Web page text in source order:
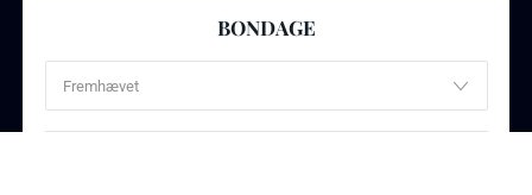
BONDAGE